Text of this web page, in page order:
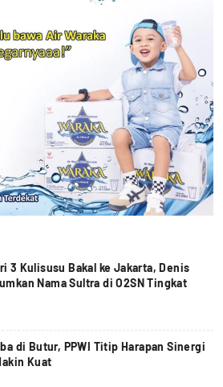
3 Kulisusu Bakal ke Jakarta, Denis
Nama Sultra di O2SN Tingkat
di Butur, PPWI Titip Harapan Sinergi
Kuat